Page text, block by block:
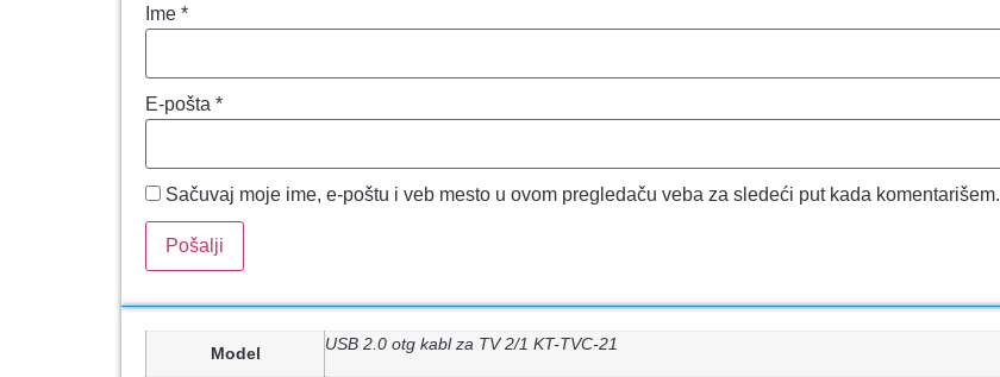
Ime *
E-pošta *
Sačuvaj moje ime, e-poštu i veb mesto u ovom pregledaču veba za sledeći put kada komentarišem.
Model USB 2.0 otg kabl za TV 2/1 KT-TVC-21